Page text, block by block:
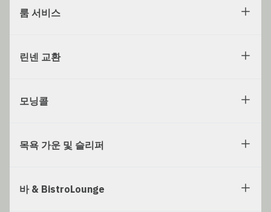
룸 서비스
린넨 교환
모닝콜
목욕 가운 및 슬리퍼
바 & BistroLounge